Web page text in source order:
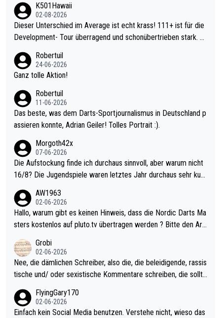
K501Hawaii
02-08-2026
Dieser Unterschied im Average ist echt krass! 111+ ist für die
Development- Tour überragend und schonübertrieben stark. U
mal 40+ erst recht. Da gewinnst keinen Blumentopf - ist ja noc
h krasser wie ein Pokalspiel eines Kreisligisten vs einem Bund
Robertuil
24-06-2026
Ganz tolle Aktion!
Robertuil
11-06-2026
Das beste, was dem Darts-Sportjournalismus in Deutschland p
assieren konnte, Adrian Geiler! Tolles Portrait :).
Morgoth42x
07-06-2026
Die Aufstockung finde ich durchaus sinnvoll, aber warum nicht
16/8? Die Jugendspiele waren letztes Jahr durchaus sehr kurz
Allerdings ist Mitchell Lawrie als Nummer 1 der Welt eh qualifi
ziert. Somit ändert die automatische Qualifikation des Weltmei
sters erstmal nichts. Ich denke sie wollen damit für nächstes J
ohl wenig WDF Turniere spielen. Dies war bei Archie Self letzt
es Jahr der Fall. Er musste als amtierender Weltmeister durch
den Qualifier und ich glaube kaum, dass Mitchel sich das (in Ve
gas) antun würde, wenn er doch eigentlich die PDC-WM als Zi
el hat.
AW1963
02-06-2026
Hallo, warum gibt es keinen Hinweis, dass die Nordic Darts Ma
sters kostenlos auf pluto.tv übertragen werden ? Bitte den Arti
Grobi
02-06-2026
Nee, die dämlichen Schreiber, also die, die beleidigende, rassis
tische und/ oder sexistische Kommentare schreiben, die sollte
s Leben in den Griff kriegen. Nur eins wundert mich: Luke Little
r war doch neulich erst derjenige, der über Social Media GvV p
FlyingGary170
02-06-2026
Einfach kein Social Media benutzen. Verstehe nicht, wieso das